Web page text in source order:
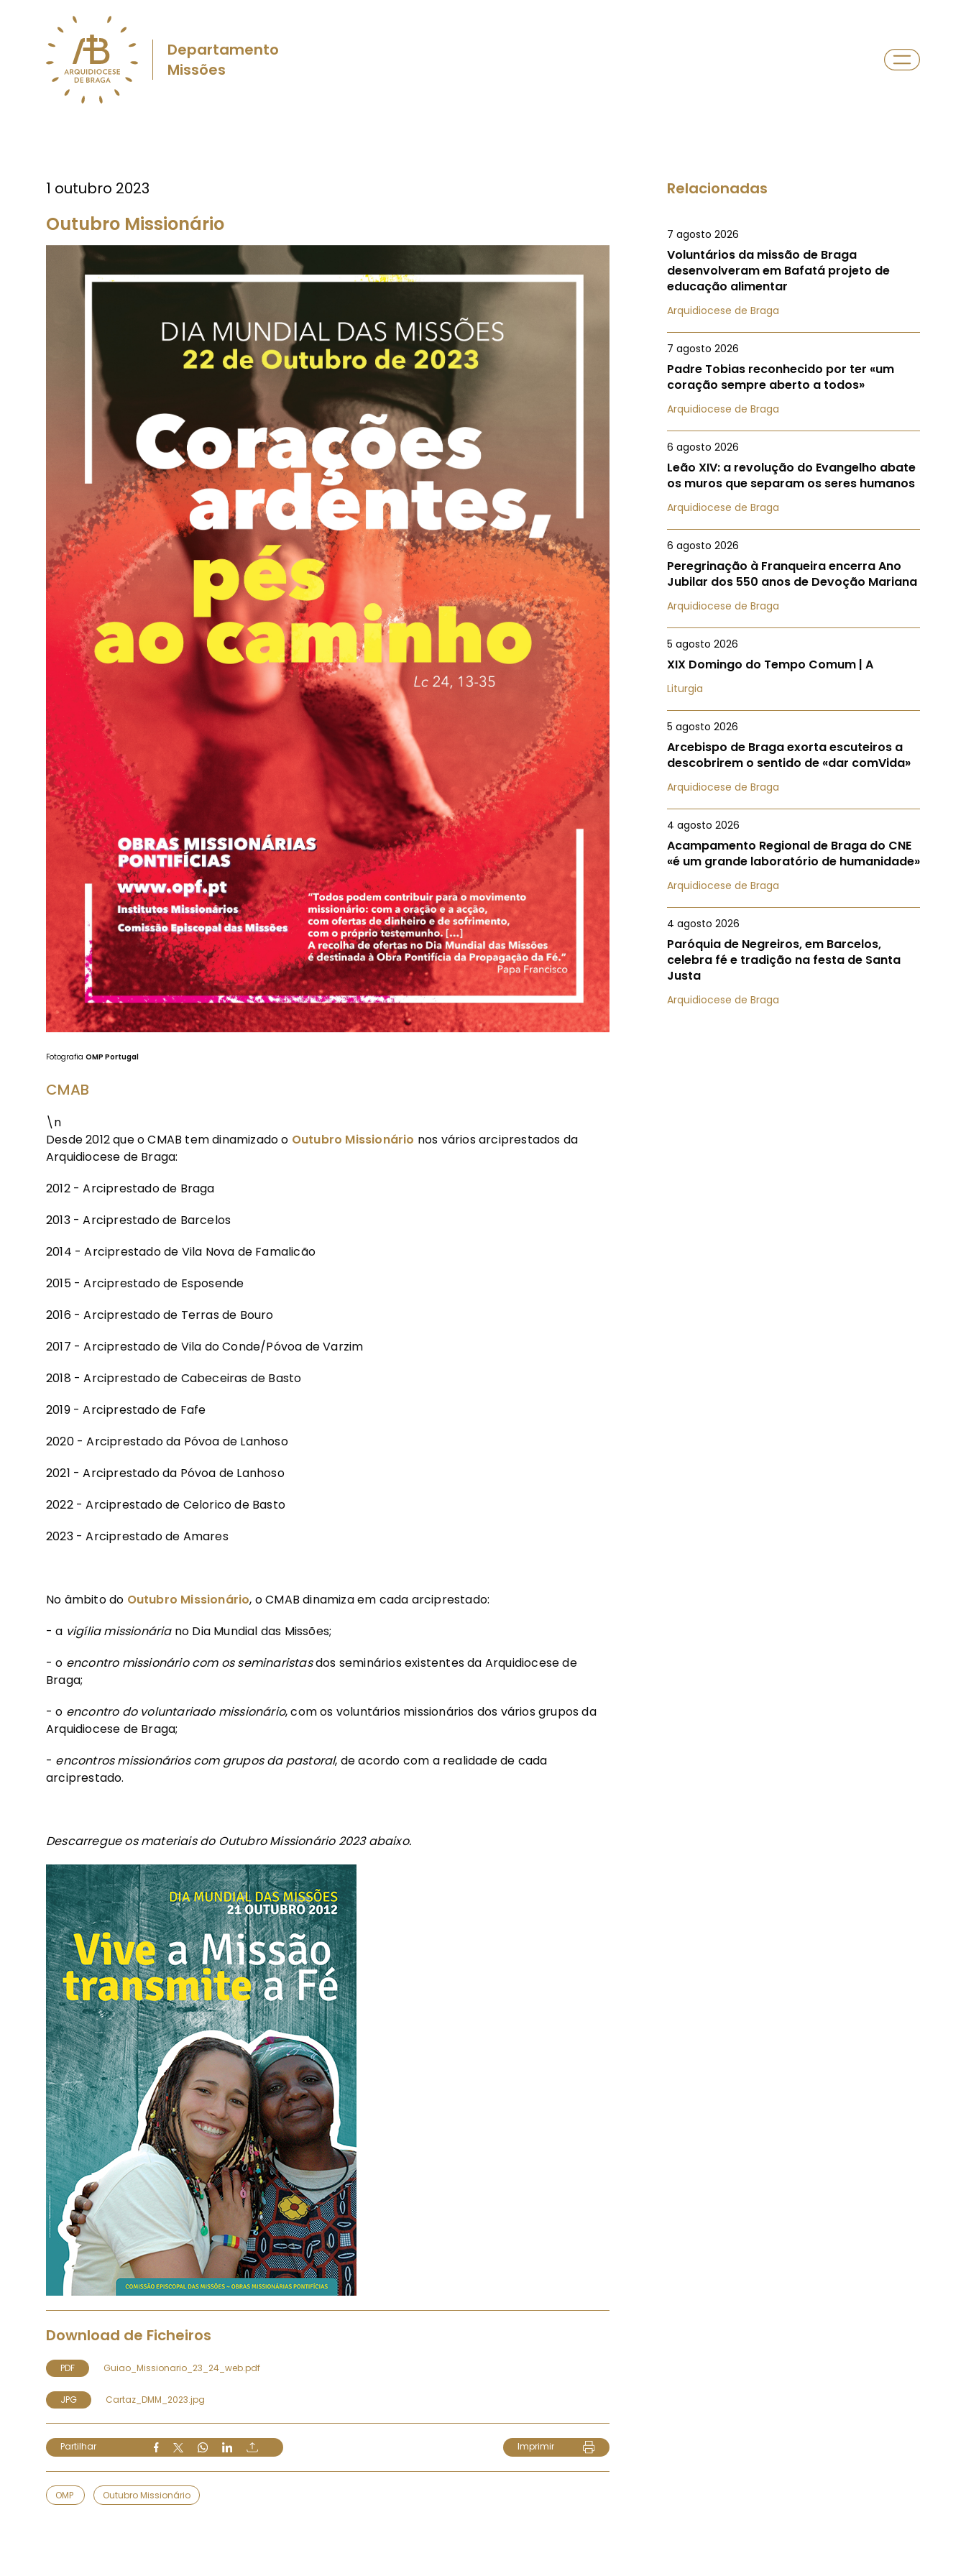
Departamento
Missões
1 outubro 2023
Outubro Missionário
Fotografia OMP Portugal
CMAB
\n
Desde 2012 que o CMAB tem dinamizado o Outubro Missionário nos vários arciprestados da
Arquidiocese de Braga:
2012 - Arciprestado de Braga
2013 - Arciprestado de Barcelos
2014 - Arciprestado de Vila Nova de Famalicão
2015 - Arciprestado de Esposende
2016 - Arciprestado de Terras de Bouro
2017 - Arciprestado de Vila do Conde/Póvoa de Varzim
2018 - Arciprestado de Cabeceiras de Basto
2019 - Arciprestado de Fafe
2020 - Arciprestado da Póvoa de Lanhoso
2021 - Arciprestado da Póvoa de Lanhoso
2022 - Arciprestado de Celorico de Basto
2023 - Arciprestado de Amares
No âmbito do Outubro Missionário, o CMAB dinamiza em cada arciprestado:
- a vigília missionáriano Dia Mundial das Missões;
- o encontro missionário com os seminaristasdos seminários existentes da Arquidiocese de
Braga;
- o encontro do voluntariado missionário, com os voluntários missionários dos vários grupos da
Arquidiocese de Braga;
- encontros missionários com grupos da pastoral, de acordo com a realidade de cada
arciprestado.
Descarregue os materiais do Outubro Missionário 2023 abaixo.
Download de Ficheiros
Guiao_Missionario_23_24_web.pdf
PDF
Cartaz_DMM_2023.jpg
JPG
Partilhar Imprimir
OMP Outubro Missionário
Relacionadas
7 agosto 2026
Voluntários da missão de Braga
desenvolveram em Bafatá projeto de
educação alimentar
Arquidiocese de Braga
7 agosto 2026
Padre Tobias reconhecido por ter «um
coração sempre aberto a todos»
Arquidiocese de Braga
6 agosto 2026
Leão XIV: a revolução do Evangelho abate
os muros que separam os seres humanos
Arquidiocese de Braga
6 agosto 2026
Peregrinação à Franqueira encerra Ano
Jubilar dos 550 anos de Devoção Mariana
Arquidiocese de Braga
5 agosto 2026
XIX Domingo do Tempo Comum | A
Liturgia
5 agosto 2026
Arcebispo de Braga exorta escuteiros a
descobrirem o sentido de «dar comVida»
Arquidiocese de Braga
4 agosto 2026
Acampamento Regional de Braga do CNE
«é um grande laboratório de humanidade»
Arquidiocese de Braga
4 agosto 2026
Paróquia de Negreiros, em Barcelos,
celebra fé e tradição na festa de Santa
Justa
Arquidiocese de Braga